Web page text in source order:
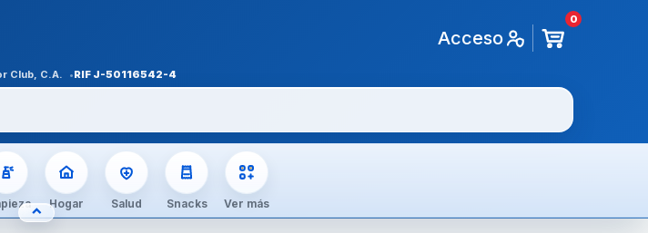
Acceso
0
Club, C.A. RIF J-50116542-4
Hogar Salud Snacks Ver más
⌃OCULTAR CATEGORÍAS